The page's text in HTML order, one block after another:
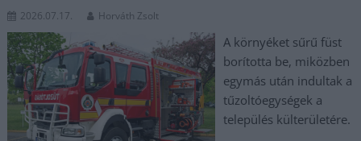
2026.07.17. Horváth Zsolt
A környéket sűrű füst
borította be, miközben
egymás után indultak a
tűzoltóegységek a
település külterületére.